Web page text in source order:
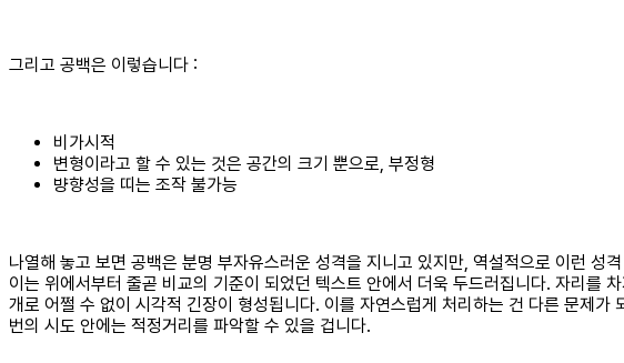
그리고 공백은 이렇습니다 :
비가시적
변형이라고 할 수 있는 것은 공간의 크기 뿐으로, 부정형
뱡향성을 띠는 조작 불가능
나열해 놓고 보면 공백은 분명 부자유스러운 성격을 지니고 있지만, 역설적으로 이런
이는 위에서부터 줄곧 비교의 기준이 되었던 텍스트 안에서 더욱 두드러집니다. 자리를
개로 어쩔 수 없이 시각적 긴장이 형성됩니다. 이를 자연스럽게 처리하는 건 다른 문제
번의 시도 안에는 적정거리를 파악할 수 있을 겁니다.